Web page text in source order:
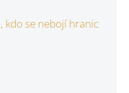
kdo se nebojí hranic